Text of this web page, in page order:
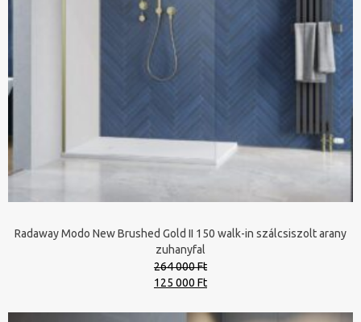
Radaway Modo New Brushed Gold II 150 walk-in szálcsiszolt arany
zuhanyfal
264 000 Ft
Original
was:
125 000 FtCurrent
is: